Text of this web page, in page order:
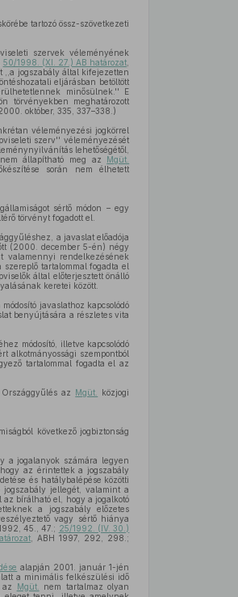
tartozó össz-szövetkezeti
szervek véleményének
50/1998. (XI. 27.) AB határozat
,,a jogszabály által kifejezetten
eljárásban betöltött
minősülnek.'' E
törvényekben meghatározott
október, 335, 337–338.)
véleményezési jogkörrel
szerv'' véleményezését
lehetőségétől,
állapítható meg az Mgüt.
során nem élhetett
sértő módon – egy
törvényt fogadott el.
a javaslat előadója
(2000. december 5-én) négy
valamennyi rendelkezésének
tartalommal fogadta el
által előterjesztett önálló
keretei között.
javaslathoz kapcsolódó
benyújtására a részletes vita
módosító, illetve kapcsolódó
alkotmányossági szempontból
tartalommal fogadta el az
az Mgüt.
közjogi
következő jogbiztonság
a jogalanyok számára legyen
az érintettek a jogszabály
és hatálybalépése közötti
jellegét, valamint a
bírálható el, hogy a jogalkotó
a jogszabály előzetes
vagy sértő hiánya
45., 47.; 25/1992. (IV. 30.)
, ABH 1997, 292, 298.;
alapján 2001. január 1-jén
a minimális felkészülési idő
az
Mgüt.
nem tartalmaz olyan